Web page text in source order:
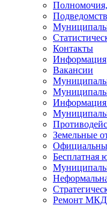
Контакты
Информация
Вакансии
Земельные
Бесплатная
Ремонт МКД